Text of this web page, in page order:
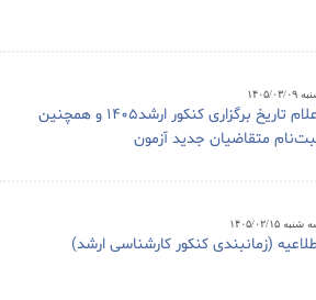
۰۳/۰۹
اعلام تاریخ برگزاری کنکور ارشد1405 و همچنین
متقاضیان جدید آزمون
۱۴۰۵/۰۲/۱۵
(زمانبندی کنکور کارشناسی ارشد)